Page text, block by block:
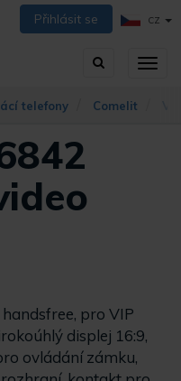
Přihlásit se CZ
Vyhledávání
telefony Comelit
pro VIP
displej 16:9,
ovládání zámku,